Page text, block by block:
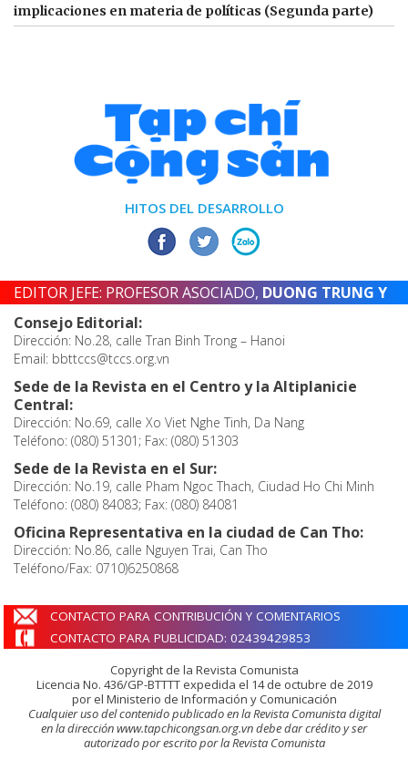
implicaciones en materia de políticas (Segunda parte)
HITOS DEL DESARROLLO
EDITOR JEFE: PROFESOR ASOCIADO, DUONG TRUNG Y
Consejo Editorial:
Dirección: No.28, calle Tran Binh Trong – Hanoi
Email: bbttccs@tccs.org.vn
Sede de la Revista en el Centro y la Altiplanicie
Central:
Dirección: No.69, calle Xo Viet Nghe Tinh, Da Nang
Teléfono: (080) 51301; Fax: (080) 51303
Sede de la Revista en el Sur:
Dirección: No.19, calle Pham Ngoc Thach, Ciudad Ho Chi Minh
Teléfono: (080) 84083; Fax: (080) 84081
Oficina Representativa en la ciudad de Can Tho:
Dirección: No.86, calle Nguyen Trai, Can Tho
Teléfono/Fax: 0710)6250868
CONTACTO PARA CONTRIBUCIÓN Y COMENTARIOS
CONTACTO PARA PUBLICIDAD: 02439429853
Copyright de la Revista Comunista
Licencia No. 436/GP-BTTTT expedida el 14 de octubre de 2019
por el Ministerio de Información y Comunicación
Cualquier uso del contenido publicado en la Revista Comunista digital
en la dirección www.tapchicongsan.org.vn debe dar crédito y ser
autorizado por escrito por la Revista Comunista